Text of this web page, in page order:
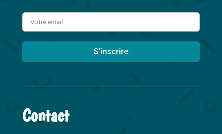
S'inscrire
l
e
Contact